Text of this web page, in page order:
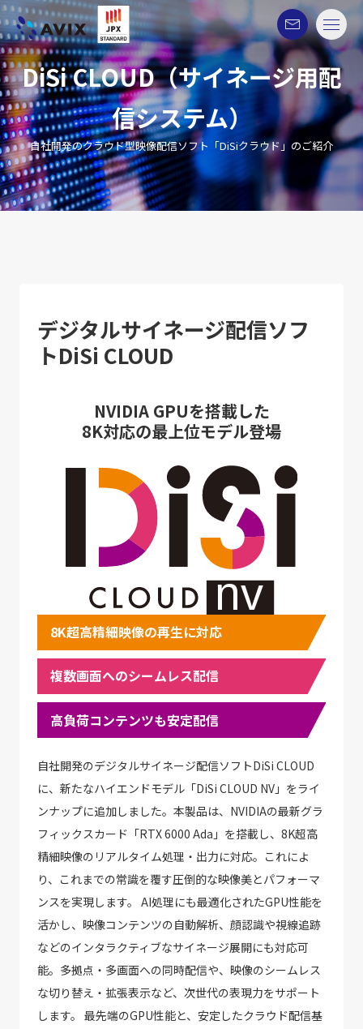
DiSi CLOUD（サイネージ用配
信システム）
自社開発のクラウド型映像配信ソフト「DiSiクラウド」のご紹介
デジタルサイネージ配信ソフ
トDiSi CLOUD
NVIDIA GPUを搭載した
8K対応の最上位モデル登場
8K超高精細映像の再生に対応
複数画面へのシームレス配信
高負荷コンテンツも安定配信
自社開発のデジタルサイネージ配信ソフトDiSi CLOUD
に、新たなハイエンドモデル「DiSi CLOUD NV」をライ
ンナップに追加しました。本製品は、NVIDIAの最新グラ
フィックスカード「RTX 6000 Ada」を搭載し、8K超高
精細映像のリアルタイム処理・出力に対応。これによ
り、これまでの常識を覆す圧倒的な映像美とパフォーマ
ンスを実現します。 AI処理にも最適化されたGPU性能を
活かし、映像コンテンツの自動解析、顔認識や視線追跡
などのインタラクティブなサイネージ展開にも対応可
能。多拠点・多画面への同時配信や、映像のシームレス
な切り替え・拡張表示など、次世代の表現力をサポート
します。 最先端のGPU性能と、安定したクラウド配信基